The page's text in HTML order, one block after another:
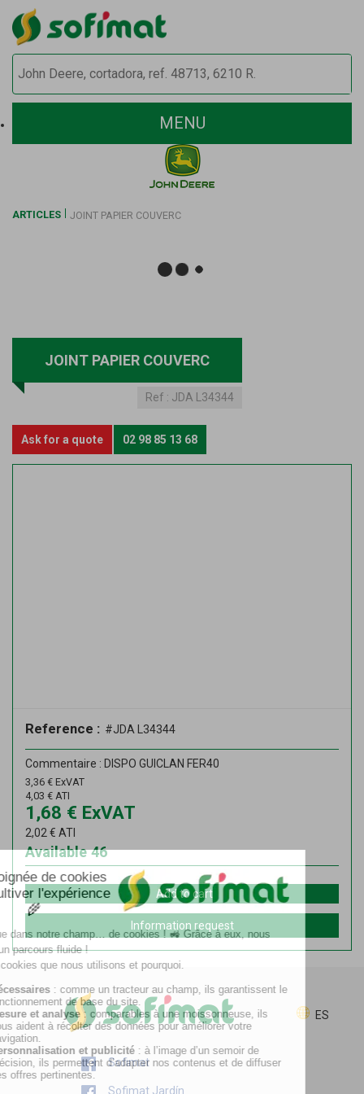
MENU
ARTICLES JOINT PAPIER COUVERC
JOINT PAPIER COUVERC
Ref : JDA L34344
Ask for a quote 02 98 85 13 68
Reference : #JDA L34344
Commentaire : DISPO GUICLAN FER40
3,36 € ExVAT
4,03 € ATI
1,68 € ExVAT
2,02€ ATI
46
Available
Add to cart
Information request
ES
Sofimat
Sofimat Jardín